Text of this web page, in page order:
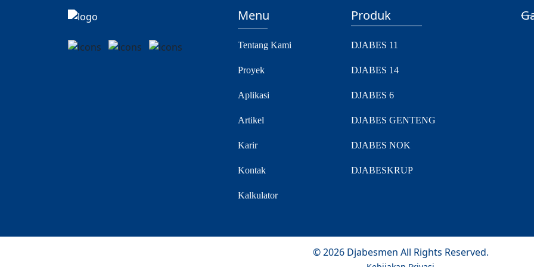
Menu
Tentang Kami
Proyek
Aplikasi
Artikel
Karir
Kontak
Kalkulator
Produk
DJABES 11
DJABES 14
DJABES 6
DJABES GENTENG
DJABES NOK
DJABESKRUP
©2026Djabesmen All Rights Reserved.